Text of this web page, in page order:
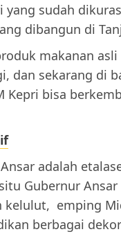
sudah
dibangun di
makanan
dan sekarang di
bisa
adalah
Gubernur
emping
berbagai